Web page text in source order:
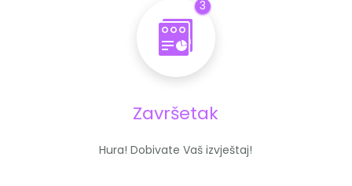
Završetak
Hura! Dobivate Vaš izvještaj!